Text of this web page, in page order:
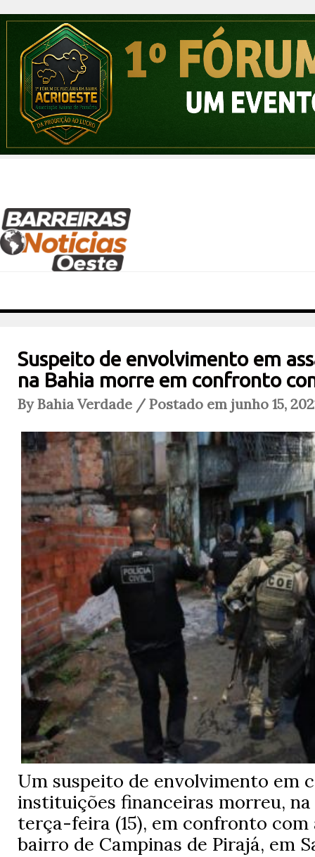
Suspeito de envolvimento em
na Bahia morre em confronto
By Bahia Verdade / Postado em junho 15,
Um suspeito de envolvimento em
instituições financeiras morreu, na
terça-feira (15), em confronto com
bairro de Campinas de Pirajá, em